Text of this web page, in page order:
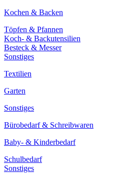
Kochen & Backen
Töpfen & Pfannen
Koch- & Backutensilien
Besteck & Messer
Sonstiges
Textilien
Garten
Sonstiges
Bürobedarf & Schreibwaren
Baby- & Kinderbedarf
Schulbedarf
Sonstiges